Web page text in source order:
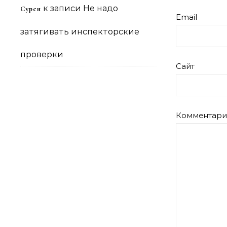
Сурен к записи Не надо
затягивать инспекторские
проверки
Email
Сайт